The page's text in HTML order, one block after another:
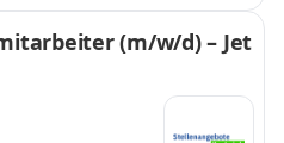
(m/w/d) – Jet